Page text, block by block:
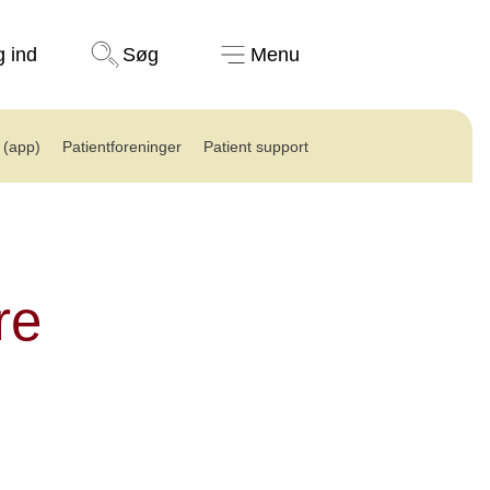
ind Søg Menu
Patientforeninger Patient support